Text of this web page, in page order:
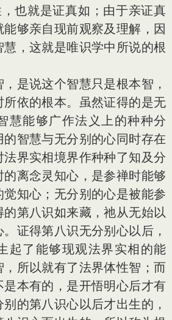
也就是证真如；由于亲证真
够亲自现前观察及理解，因
，这就是唯识学中所说的根
是说这个智慧只是根本智，
依的根本。虽然证得的是无
慧能够广作法义上的种种分
智慧与无分别的心同时存在
界实相境界作种种了知及分
离念灵知心，是参禅时能够
知心；无分别的心是被能参
第八识如来藏，祂从无始以
证得第八识无分别心以后，
起了能够现观法界实相的能
所以就有了法界体性智；而
本有的，是开悟明心后才有
的第八识心以后才出生的，